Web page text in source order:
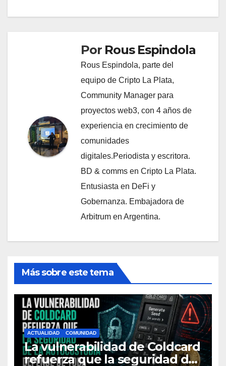
Por Rous Espindola
Rous Espindola, parte del
equipo de Cripto La Plata,
Community Manager para
proyectos web3, con 4 años de
experiencia en crecimiento de
comunidades
digitales.Periodista y escritora.
BD & comms en Cripto La Plata.
Entusiasta en DeFi y
Gobernanza. Embajadora de
Arbitrum en Argentina.
Más sobre este tema
ACTUALIDAD COMUNIDAD
La vulnerabilidad de Coldcard
refuerza que la seguridad de